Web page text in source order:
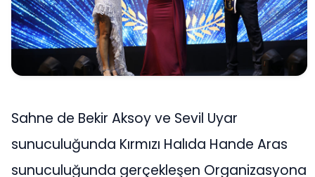
Sahne de Bekir Aksoy ve Sevil Uyar
sunuculuğunda Kırmızı Halıda Hande Aras
sunuculuğunda gerçekleşen Organizasyona